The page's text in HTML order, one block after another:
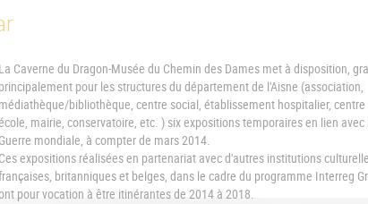
La Caverne du Dragon-Musée du Chemin des Dames met à disposition,
principalement pour les structures du département de l'Aisne (association,
médiathèque/bibliothèque, centre social, établissement hospitalier, centre
mairie, conservatoire, etc. ) six expositions temporaires en lien avec
Guerre mondiale, à compter de mars 2014.
Ces expositions réalisées en partenariat avec d'autres institutions
britanniques et belges, dans le cadre du programme Interreg
pour vocation à être itinérantes de 2014 à 2018.